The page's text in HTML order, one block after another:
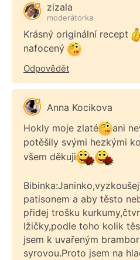
zizala
moderátorka
Krásný originální recept
nafocený
Odpovědět
Anna Kocikova
Hokly moje zlaté
ani
potěšily svými hezkými
všem děkuji
patisonem a aby těsto
přidej trošku
lžičky,podle toho kolik
jsem k uvařeným
syrovou.Proto jsem na